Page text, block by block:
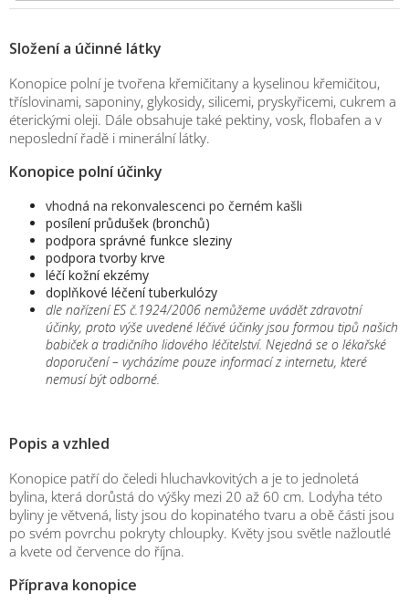
Složení a účinné látky
Konopice polní je tvořena křemičitany a kyselinou křemičitou,
tříslovinami, saponiny, glykosidy, silicemi, pryskyřicemi, cukrem a
éterickými oleji. Dále obsahuje také pektiny, vosk, flobafen a v
neposlední řadě i minerální látky.
Konopice polní účinky
vhodná na rekonvalescenci po černém kašli
posílení průdušek (bronchů)
podpora správné funkce sleziny
podpora tvorby krve
léčí kožní ekzémy
doplňkové léčení tuberkulózy
dle nařízení ES č.1924/2006 nemůžeme uvádět zdravotní
účinky, proto výše uvedené léčivé účinky jsou formou tipů našich
babiček a tradičního lidového léčitelství. Nejedná se o lékařské
doporučení – vycházíme pouze informací z internetu, které
nemusí být odborné.
Popis a vzhled
Konopice patří do čeledi hluchavkovitých a je to jednoletá
bylina, která dorůstá do výšky mezi 20 až 60 cm. Lodyha této
byliny je větvená, listy jsou do kopinatého tvaru a obě části jsou
po svém povrchu pokryty chloupky. Květy jsou světle nažloutlé
a kvete od července do října.
Příprava konopice